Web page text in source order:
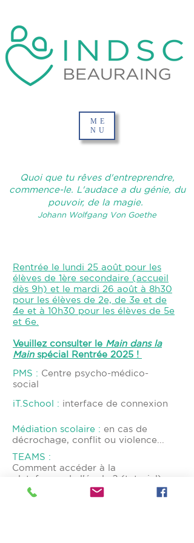
ME
NU
Quoi que tu rêves d'entreprendre,
commence-le. L'audace a du génie, du
pouvoir, de la magie.
Johann Wolfgang Von Goethe
Rentrée le lundi 25 août pour les
élèves de 1ère secondaire (accueil
dès 9h) et le mardi 26 août à 8h30
pour les élèves de 2e, de 3e et de
4e et à 10h30 pour les élèves de 5e
et 6e.
Veuillez consulter le Main dans la
Mainspécial Rentrée 2025 !
PMS : Centre psycho-médico-
social
iT.School : interface de connexion
Médiation scolaire : en cas de
décrochage, conflit ou violence...
TEAMS :
Comment accéder à la
plateforme de l'école ? (tutoriel)
Se connecter à la plateforme